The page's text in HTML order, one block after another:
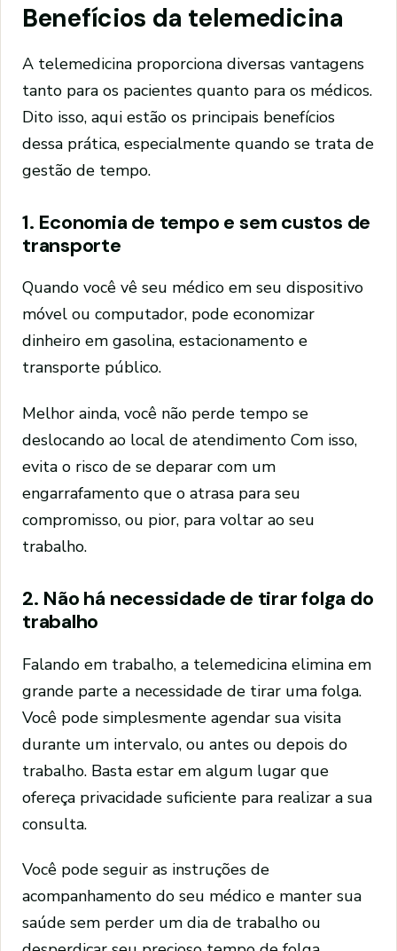
Benefícios da telemedicina
A telemedicina proporciona diversas vantagens
tanto para os pacientes quanto para os médicos.
Dito isso, aqui estão os principais benefícios
dessa prática, especialmente quando se trata de
gestão de tempo.
1. Economia de tempo e sem custos de
transporte
Quando você vê seu médico em seu dispositivo
móvel ou computador, pode economizar
dinheiro em gasolina, estacionamento e
transporte público.
Melhor ainda, você não perde tempo se
deslocando ao local de atendimento Com isso,
evita o risco de se deparar com um
engarrafamento que o atrasa para seu
compromisso, ou pior, para voltar ao seu
trabalho.
2. Não há necessidade de tirar folga do
trabalho
Falando em trabalho, a telemedicina elimina em
grande parte a necessidade de tirar uma folga.
Você pode simplesmente agendar sua visita
durante um intervalo, ou antes ou depois do
trabalho. Basta estar em algum lugar que
ofereça privacidade suficiente para realizar a sua
consulta.
Você pode seguir as instruções de
acompanhamento do seu médico e manter sua
saúde sem perder um dia de trabalho ou